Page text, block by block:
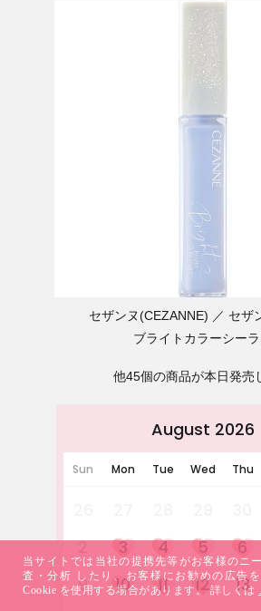
セザンヌ(CEZANNE)
セザ
ブライトカラーシー
他45個の商品が本日発売
August 2026
Sun Mon Tue Wed Thu
2
3 4 5 6
9
10 11 12 13
当サイトでは当社の提携先等がお客様のニ
査・分析 したり、お客様にお勧めの広告
Cookie を使用する場合があります。 詳しくは